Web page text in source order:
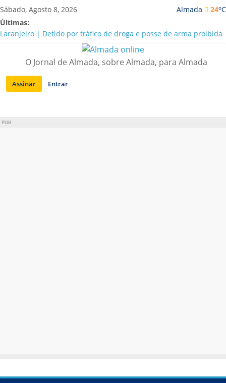
Saltar
para
conteúdo
Almada 24oC
Sábado, Agosto 8, 2026
Últimas:
Laranjeiro | Detido por tráfico de droga e posse de arma proibida
A “crise” da água em Almada: ilações e ensinamentos necessários
Costa da Caparica | Polícia Marítima e ASAE detectam
irregularidades em habitações e restaurantes
APA diz que falta de água em Almada “foi um problema de má
O Jornal de Almada, sobre Almada, para Almada
Assinar Entrar
PUB